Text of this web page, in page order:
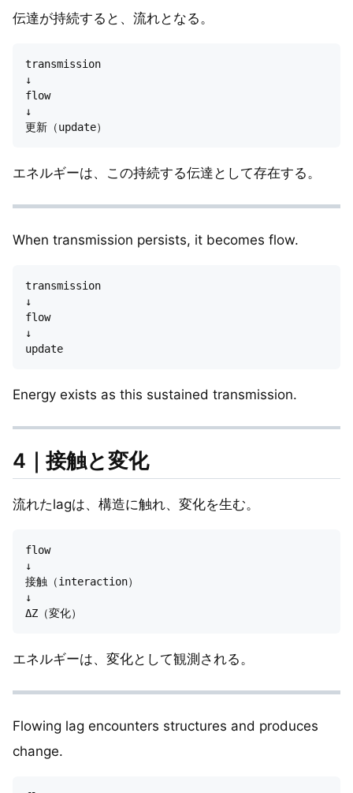
伝達が持続すると、流れとなる。
transmission
↓
flow
↓
エネルギーは、この持続する伝達として存在する。
When transmission persists, it becomes flow.
transmission
↓
flow
↓
Energy exists as this sustained transmission.
4｜接触と変化
流れたlagは、構造に触れ、変化を生む。
flow
↓
接触（interaction）
↓
エネルギーは、変化として観測される。
Flowing lag encounters structures and produces
change.